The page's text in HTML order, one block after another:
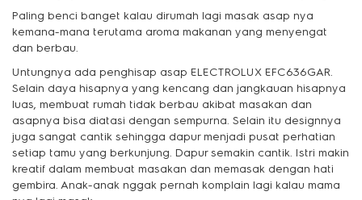
Paling benci banget kalau dirumah lagi masak asap nya
kemana-mana terutama aroma makanan yang menyengat
dan berbau.
Untungnya ada penghisap asap ELECTROLUX EFC636GAR.
Selain daya hisapnya yang kencang dan jangkauan hisapnya
luas, membuat rumah tidak berbau akibat masakan dan
asapnya bisa diatasi dengan sempurna. Selain itu designnya
juga sangat cantik sehingga dapur menjadi pusat perhatian
setiap tamu yang berkunjung. Dapur semakin cantik. Istri makin
kreatif dalam membuat masakan dan memasak dengan hati
gembira. Anak-anak nggak pernah komplain lagi kalau mama